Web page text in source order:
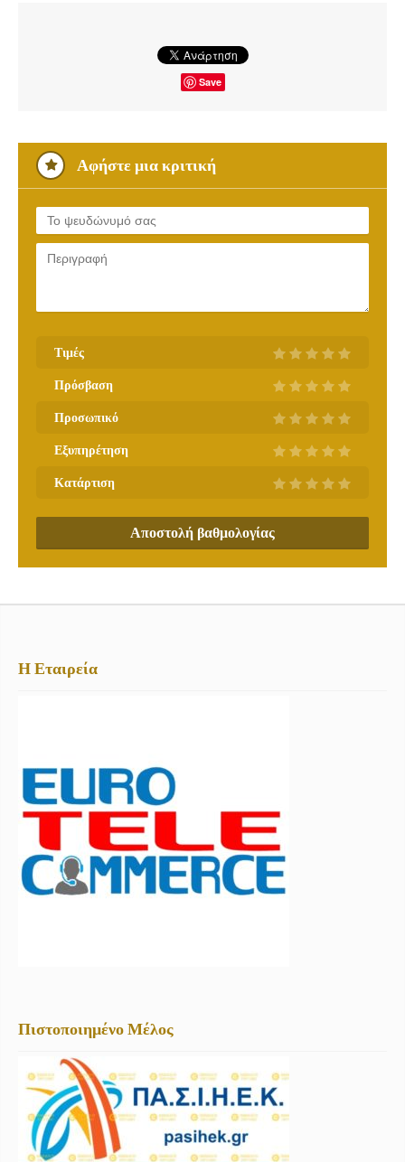
Save
Αφήστε μια κριτική
Τιμές
Πρόσβαση
Προσωπικό
Εξυπηρέτηση
Κατάρτιση
Αποστολή βαθμολογίας
Η Εταιρεία
Πιστοποιημένο Μέλος